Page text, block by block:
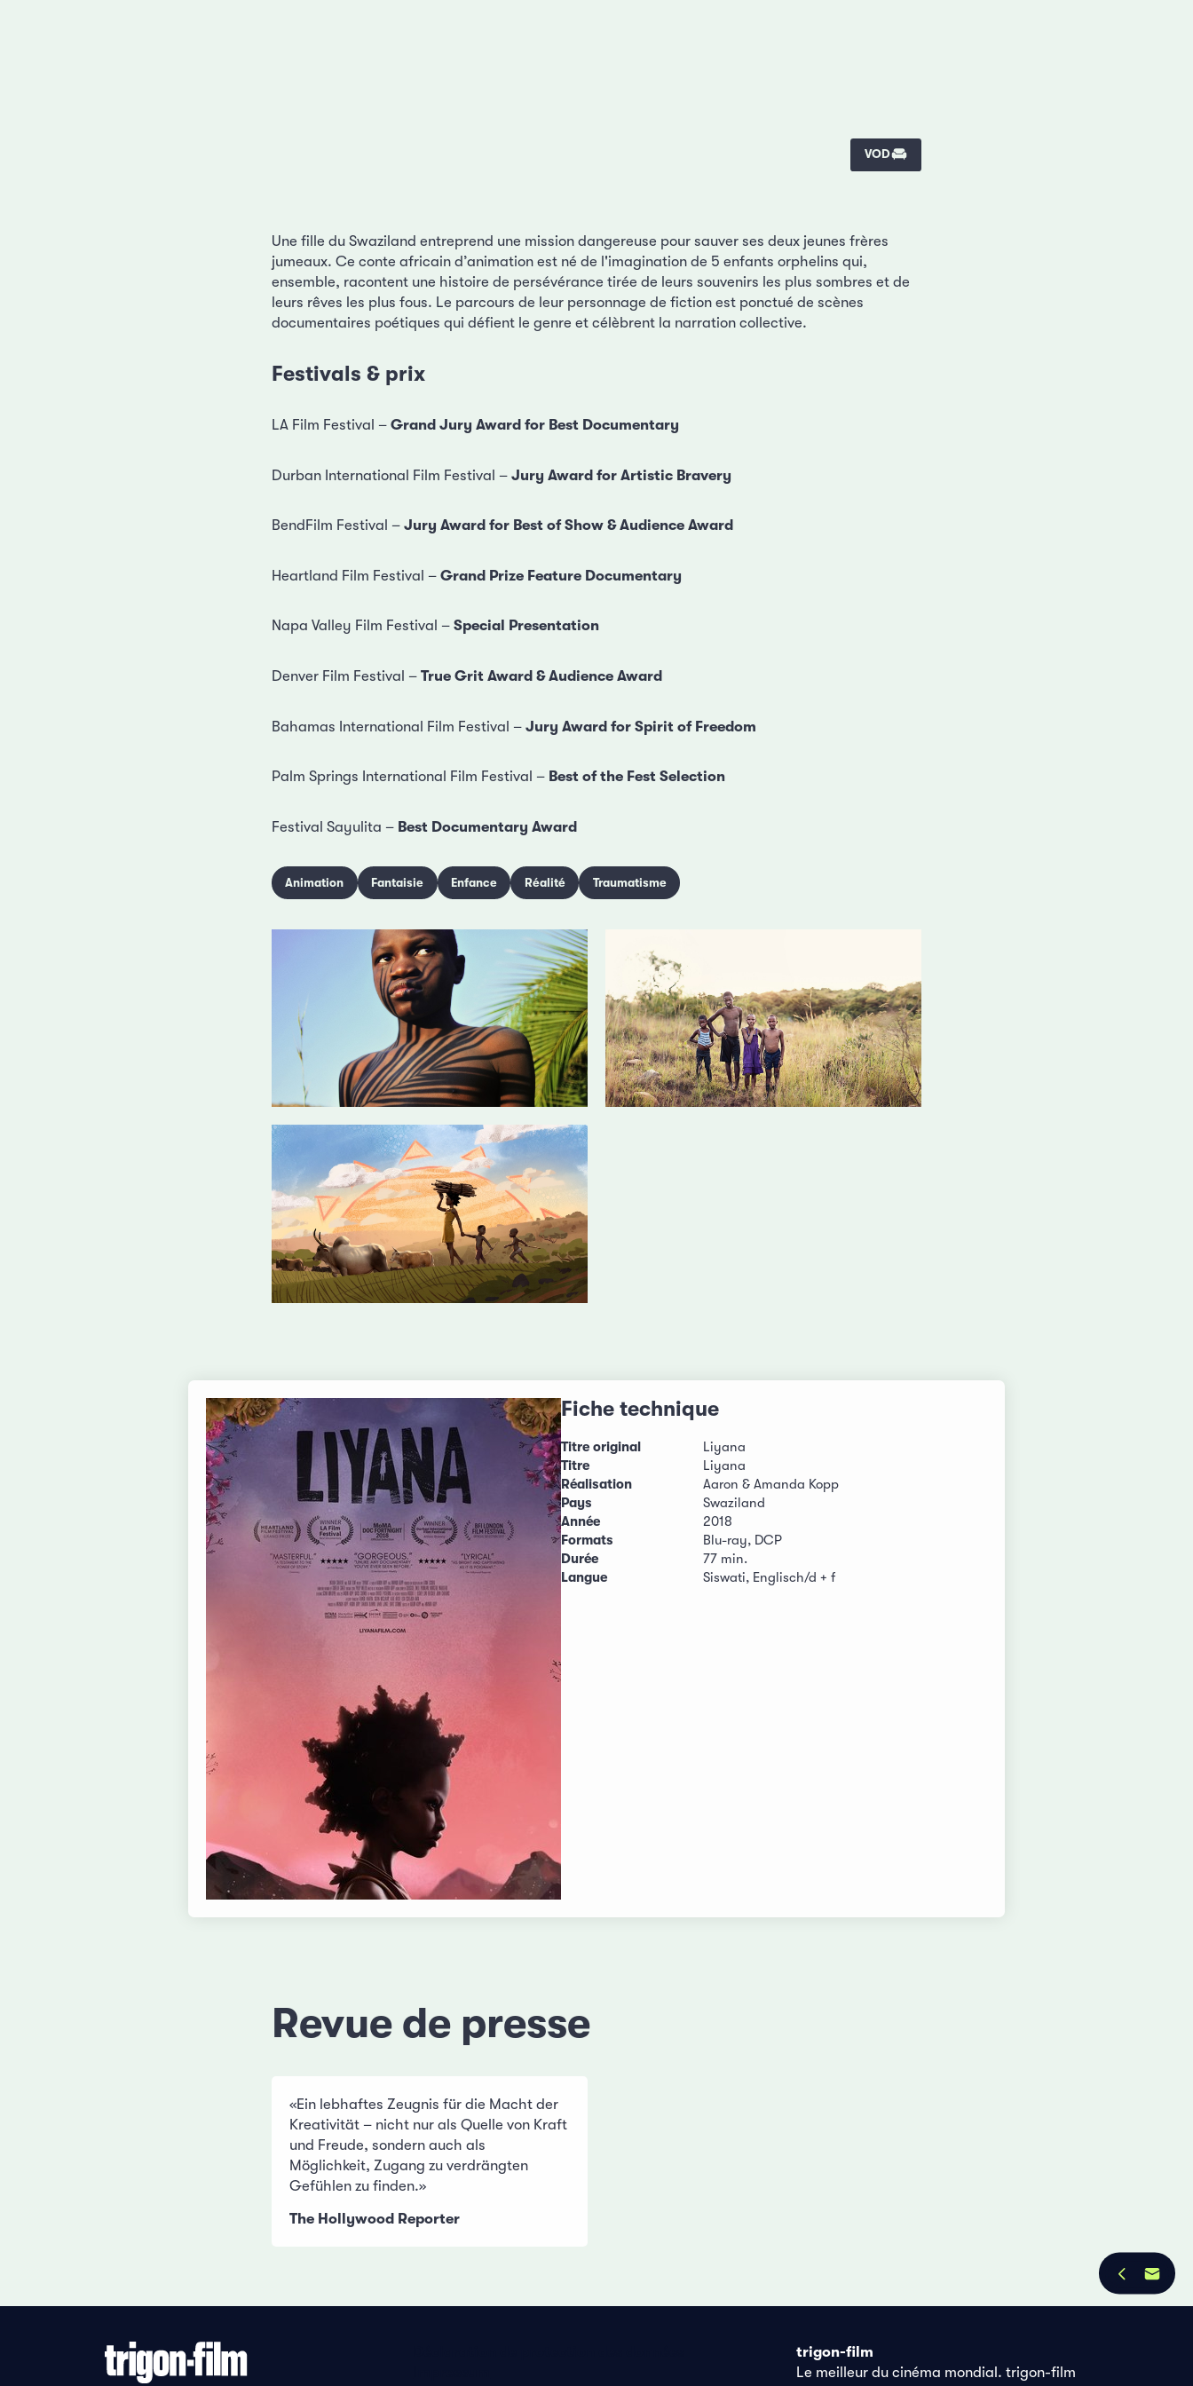
VOD
Une fille du Swaziland entreprend une mission dangereuse pour sauver ses deux jeunes frères
jumeaux. Ce conte africain d’animation est né de l'imagination de 5 enfants orphelins qui,
ensemble, racontent une histoire de persévérance tirée de leurs souvenirs les plus sombres et de
leurs rêves les plus fous. Le parcours de leur personnage de fiction est ponctué de scènes
documentaires poétiques qui défient le genre et célèbrent la narration collective.
Festivals & prix
LA Film Festival – Grand Jury Award for Best Documentary
Durban International Film Festival – Jury Award for Artistic Bravery
BendFilm Festival – Jury Award for Best of Show & Audience Award
Heartland Film Festival – Grand Prize Feature Documentary
Napa Valley Film Festival – Special Presentation
Denver Film Festival – True Grit Award & Audience Award
Bahamas International Film Festival – Jury Award for Spirit of Freedom
Palm Springs International Film Festival – Best of the Fest Selection
Festival Sayulita – Best Documentary Award
Animation Fantaisie Enfance Réalité Traumatisme
Fiche technique
Titre original
Liyana
Titre
Liyana
Réalisation
Aaron & Amanda Kopp
Pays
Swaziland
Année
2018
Formats
Blu-ray, DCP
Durée
77 min.
Langue
Siswati, Englisch/d + f
Revue de presse
«Ein lebhaftes Zeugnis für die Macht der
Kreativität – nicht nur als Quelle von Kraft
und Freude, sondern auch als
Möglichkeit, Zugang zu verdrängten
Gefühlen zu finden.»
The Hollywood Reporter
trigon-film
Le meilleur du cinéma mondial. trigon-film